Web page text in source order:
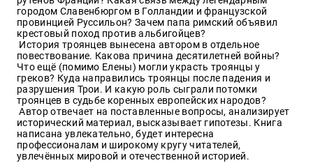
городом Славенбюргом в Голландии и французской
провинцией Руссильон? Зачем папа римский объявил
крестовый поход против альбигойцев?
История троянцев вынесена автором в отдельное
повествование. Какова причина десятилетней войны?
Что ещё (помимо Елены) могли украсть троянцы у
греков? Куда направились троянцы после падения и
разрушения Трои. И какую роль сыграли потомки
троянцев в судьбе коренных европейских народов?
Автор отвечает на поставленные вопросы, анализирует
исторический материал, высказывает гипотезы. Книга
написана увлекательно, будет интересна
профессионалам и широкому кругу читателей,
увлечённых мировой и отечественной историей.
pochta@den-
magazin.ru